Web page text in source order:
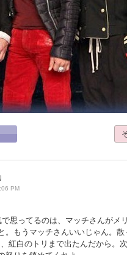
PM
思ってるのは、マッチさんがメ
。もうマッチさんいいじゃん。
紅白のトリまで出たんだから。